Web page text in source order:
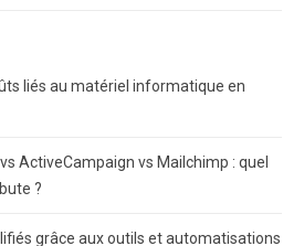
liés au matériel informatique en
ActiveCampaign vs Mailchimp : quel
?
grâce aux outils et automatisations